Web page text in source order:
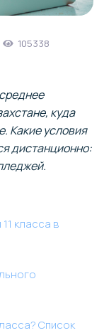
105338
куда
Какие условия
дистанционно:
класса в
Список